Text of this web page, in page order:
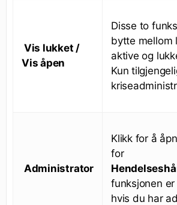
Vis lukket /
Vis åpen
Disse to
bytte mellom
aktive og
Kun
Administrator
Klikk for å
for
funksjonen
hvis du har